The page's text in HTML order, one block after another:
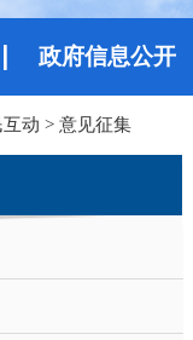
政府信息公开
动 > 意见征集